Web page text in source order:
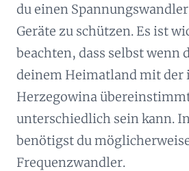
du einen
Geräte zu schützen. Es ist
beachten, dass selbst wenn
deinem Heimatland mit der
Herzegowina
unterschiedlich sein kann.
benötigst du
Frequenzwandler.